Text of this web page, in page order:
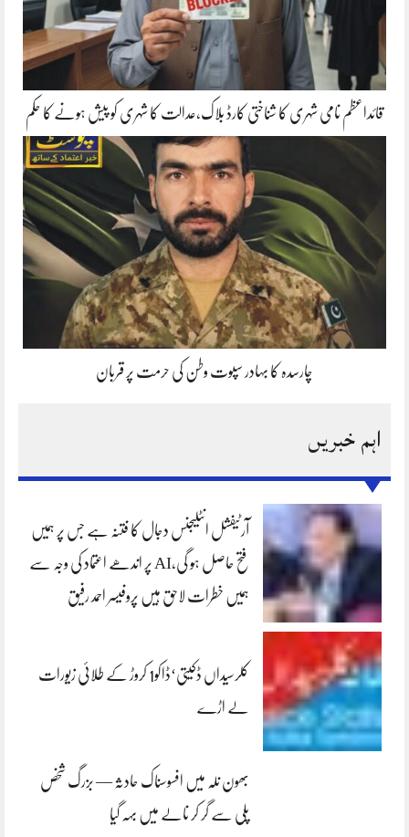
قائداعظم نامی شہری کا شناختی کارڈ بلاک،عدالت کا شہری کو پیش ہونے کا حکم
چارسدہ کا بہادر سپوت وطن کی حرمت پر قربان
اہم خبریں
آرٹیفشل انٹلیجنس دجال کا فتنہ ہے جس پر ہمیں
فتح حاصل ہو گی،AI پر اندھے اعتماد کی وجہ سے
ہمیں خطرات لاحق ہیں پروفیسر احمد رفیق
کلرسیداں ڈکیتی‘ڈاکو1 کروڑ کے طلائی زیورات
لے اڑے
بھون نلہ میں افسوسناک حادثہ — بزرگ شخص
پلی سے گر کر نالے میں بہہ گیا